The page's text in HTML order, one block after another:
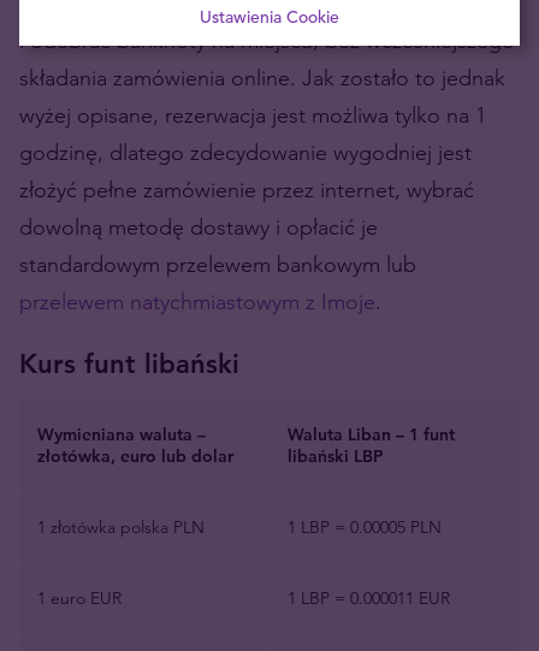
i odebrać banknoty na miejscu, bez wcześniejszego
składania zamówienia online. Jak zostało to jednak
wyżej opisane, rezerwacja jest możliwa tylko na 1
godzinę, dlatego zdecydowanie wygodniej jest
złożyć pełne zamówienie przez internet, wybrać
dowolną metodę dostawy i opłacić je
standardowym przelewem bankowym lub
przelewem natychmiastowym z Imoje.
Kurs funt libański
Wymieniana waluta –
złotówka, euro lub dolar
Waluta Liban – 1 funt
libański LBP
1 złotówka polska PLN 1 LBP = 0.00005 PLN
1 euro EUR 1 LBP = 0.000011 EUR
Ustawienia Cookie